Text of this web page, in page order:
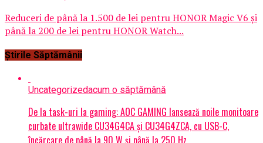
Reduceri de până la 1.500 de lei pentru HONOR Magic V6 și
până la 200 de lei pentru HONOR Watch...
Știrile Săptămânii
Uncategorizedacum o săptămână
De la task-uri la gaming: AOC GAMING lansează noile monitoare
curbate ultrawide CU34G4CA și CU34G4ZCA, cu USB-C,